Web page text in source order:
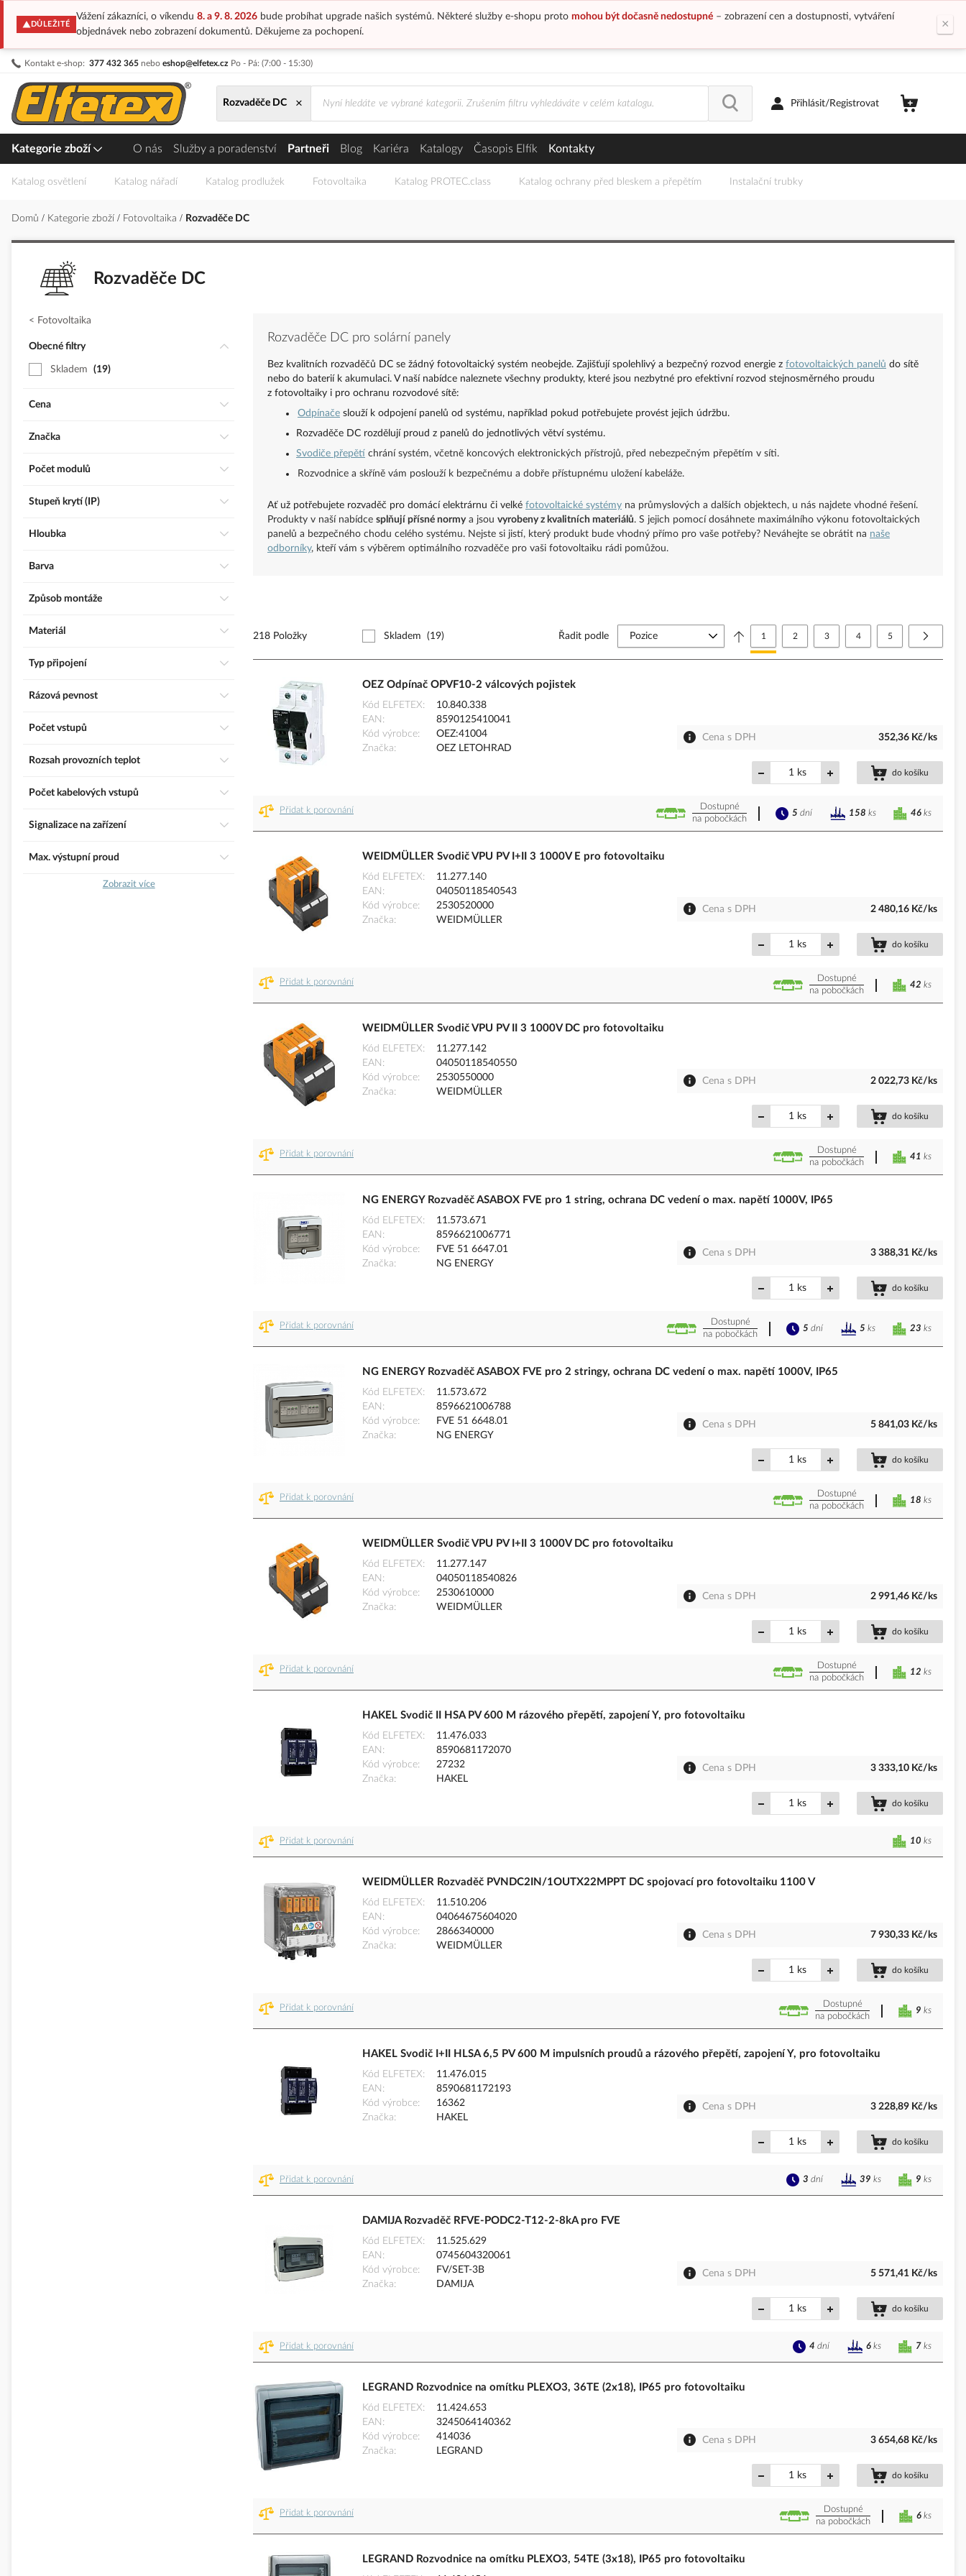
DŮLEŽITÉ
Vážení zákazníci, o víkendu 8. a 9. 8. 2026bude probíhat upgrade našich systémů. Některé služby e-shopu proto mohou být dočasně nedostupné– zobrazení cen a dostupnosti, vytváření
objednávek nebo zobrazení dokumentů. Děkujeme za pochopení.
×
Kontakt e-shop: 377 432 365 nebo eshop@elfetex.cz Po - Pá: (7:00 - 15:30)
Přejít
obsah
Rozvaděče DC
× Přihlásit/Registrovat
Kategorie zboží O nás Služby a poradenství Partneři Blog Kariéra Katalogy Časopis Elfík Kontakty
Katalog osvětlení Katalog nářadí Katalog prodlužek Fotovoltaika Katalog PROTEC.class Katalog ochrany před bleskem a přepětím Instalační trubky
Domů Kategorie zboží Fotovoltaika Rozvaděče DC
Rozvaděče DC
Rozvaděče DC pro solární panely
Bez kvalitních rozvaděčů DC se žádný fotovoltaický systém neobejde. Zajišťují spolehlivý a bezpečný rozvod energie z fotovoltaických panelů do sítě
nebo do baterií k akumulaci. V naší nabídce naleznete všechny produkty, které jsou nezbytné pro efektivní rozvod stejnosměrného proudu
z fotovoltaiky i pro ochranu rozvodové sítě:
Odpínače slouží k odpojení panelů od systému, například pokud potřebujete provést jejich údržbu.
Rozvaděče DC rozdělují proud z panelů do jednotlivých větví systému.
Svodiče přepětí chrání systém, včetně koncových elektronických přístrojů, před nebezpečným přepětím v síti.
Rozvodnice a skříně vám poslouží k bezpečnému a dobře přístupnému uložení kabeláže.
Ať už potřebujete rozvaděč pro domácí elektrárnu či velké fotovoltaické systémy na průmyslových a dalších objektech, u nás najdete vhodné řešení.
Produkty v naší nabídce splňují přísné normy a jsou vyrobeny z kvalitních materiálů. S jejich pomocí dosáhnete maximálního výkonu fotovoltaických
panelů a bezpečného chodu celého systému. Nejste si jistí, který produkt bude vhodný přímo pro vaše potřeby? Neváhejte se obrátit na naše
odborníky, kteří vám s výběrem optimálního rozvaděče pro vaši fotovoltaiku rádi pomůžou.
218 Položky Skladem (19) Stránka
Právě si prohlížíte stránku
1 Stránka
2 Stránka
3 Stránka
4 Stránka
5
Řadit podle
OEZ Odpínač OPVF10-2 válcových pojistek
Kód ELFETEX
10.840.338
EAN
8590125410041
Kód výrobce
OEZ:41004
Značka
OEZ LETOHRAD
Cena s DPH 352,36 Kč/ks
ks do košíku
Přidat k porovnání
Dostupné
na pobočkách
46 ks
5 dní 158 ks
WEIDMÜLLER Svodič VPU PV I+II 3 1000V E pro fotovoltaiku
Kód ELFETEX
11.277.140
EAN
04050118540543
Kód výrobce
2530520000
Značka
WEIDMÜLLER
Cena s DPH 2 480,16 Kč/ks
ks do košíku
Přidat k porovnání
Dostupné
na pobočkách
42 ks
WEIDMÜLLER Svodič VPU PV II 3 1000V DC pro fotovoltaiku
Kód ELFETEX
11.277.142
EAN
04050118540550
Kód výrobce
2530550000
Značka
WEIDMÜLLER
Cena s DPH 2 022,73 Kč/ks
ks do košíku
Přidat k porovnání
Dostupné
na pobočkách
41 ks
NG ENERGY Rozvaděč ASABOX FVE pro 1 string, ochrana DC vedení o max. napětí 1000V, IP65
Kód ELFETEX
11.573.671
EAN
8596621006771
Kód výrobce
FVE 51 6647.01
Značka
NG ENERGY
Cena s DPH 3 388,31 Kč/ks
ks do košíku
Přidat k porovnání
Dostupné
na pobočkách
23 ks
5 dní 5 ks
NG ENERGY Rozvaděč ASABOX FVE pro 2 stringy, ochrana DC vedení o max. napětí 1000V, IP65
Kód ELFETEX
11.573.672
EAN
8596621006788
Kód výrobce
FVE 51 6648.01
Značka
NG ENERGY
Cena s DPH 5 841,03 Kč/ks
ks do košíku
Přidat k porovnání
Dostupné
na pobočkách
18 ks
WEIDMÜLLER Svodič VPU PV I+II 3 1000V DC pro fotovoltaiku
Kód ELFETEX
11.277.147
EAN
04050118540826
Kód výrobce
2530610000
Značka
WEIDMÜLLER
Cena s DPH 2 991,46 Kč/ks
ks do košíku
Přidat k porovnání
Dostupné
na pobočkách
12 ks
HAKEL Svodič II HSA PV 600 M rázového přepětí, zapojení Y, pro fotovoltaiku
Kód ELFETEX
11.476.033
EAN
8590681172070
Kód výrobce
27232
Značka
HAKEL
Cena s DPH 3 333,10 Kč/ks
ks do košíku
Přidat k porovnání 10 ks
WEIDMÜLLER Rozvaděč PVNDC2IN/1OUTX22MPPT DC spojovací pro fotovoltaiku 1100 V
Kód ELFETEX
11.510.206
EAN
04064675604020
Kód výrobce
2866340000
Značka
WEIDMÜLLER
Cena s DPH 7 930,33 Kč/ks
ks do košíku
Přidat k porovnání
Dostupné
na pobočkách
9 ks
HAKEL Svodič I+II HLSA 6,5 PV 600 M impulsních proudů a rázového přepětí, zapojení Y, pro fotovoltaiku
Kód ELFETEX
11.476.015
EAN
8590681172193
Kód výrobce
16362
Značka
HAKEL
Cena s DPH 3 228,89 Kč/ks
ks do košíku
Přidat k porovnání 9 ks
3 dní 39 ks
DAMIJA Rozvaděč RFVE-PODC2-T12-2-8kA pro FVE
Kód ELFETEX
11.525.629
EAN
0745604320061
Kód výrobce
FV/SET-3B
Značka
DAMIJA
Cena s DPH 5 571,41 Kč/ks
ks do košíku
Přidat k porovnání 7 ks
4 dní 6 ks
LEGRAND Rozvodnice na omítku PLEXO3, 36TE (2x18), IP65 pro fotovoltaiku
Kód ELFETEX
11.424.653
EAN
3245064140362
Kód výrobce
414036
Značka
LEGRAND
Cena s DPH 3 654,68 Kč/ks
ks do košíku
Přidat k porovnání
Dostupné
na pobočkách
6 ks
LEGRAND Rozvodnice na omítku PLEXO3, 54TE (3x18), IP65 pro fotovoltaiku
Fotovoltaika
Obecné filtry
Skladem 19
Cena
Značka
Počet modulů
Stupeň krytí (IP)
Hloubka
Barva
Způsob montáže
Materiál
Typ připojení
Rázová pevnost
Počet vstupů
Rozsah provozních teplot
Počet kabelových vstupů
Signalizace na zařízení
Max. výstupní proud
Zobrazit více